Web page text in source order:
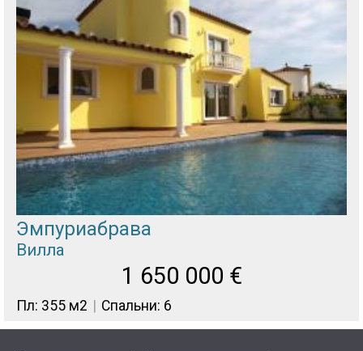
Эмпуриабрава
Вилла
1 650 000 €
Пл: 355 м2 Спальни: 6